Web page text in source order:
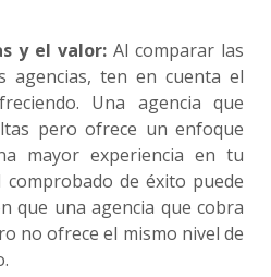
y el valor: Al comparar las
agencias, ten en cuenta el
Una agencia que
pero ofrece un enfoque
mayor experiencia en tu
de éxito puede
que una agencia que cobra
no ofrece el mismo nivel de